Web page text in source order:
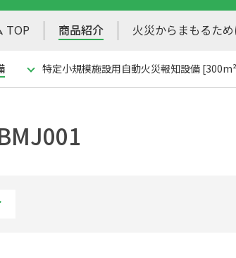
TOP 商品紹介 火災からまもるた
特定小規模施設用自動火災報知設備